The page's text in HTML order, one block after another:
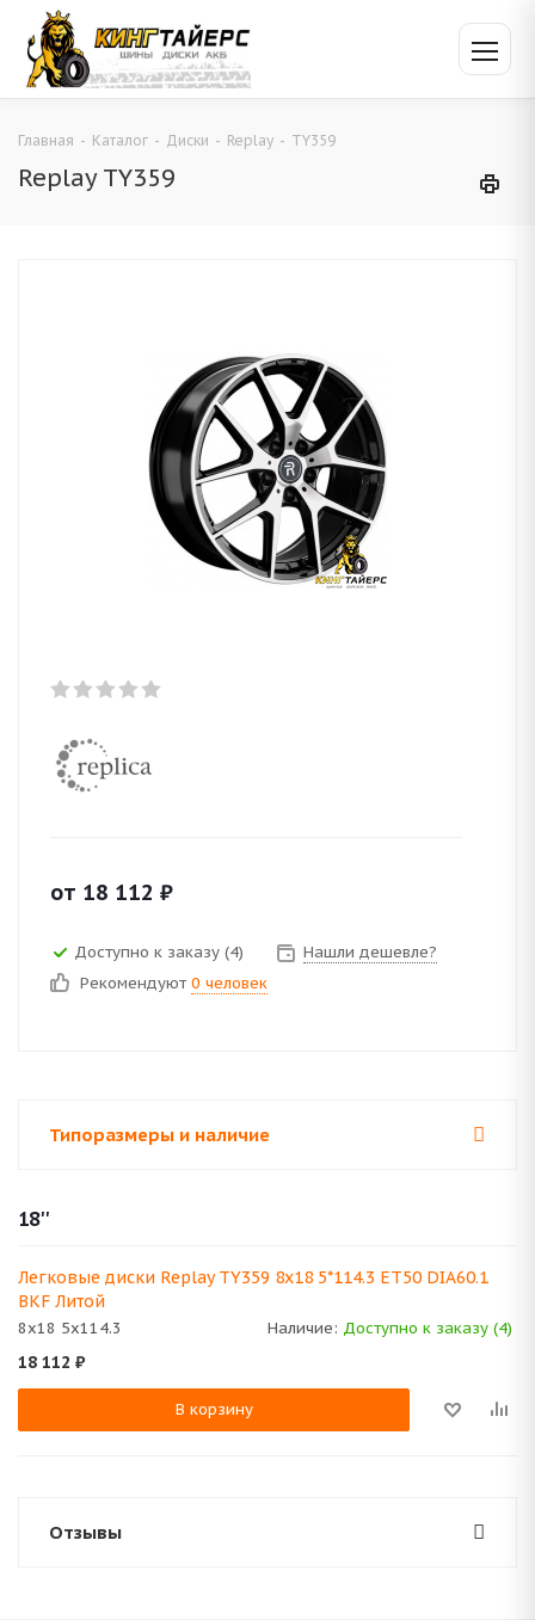
Главная - Каталог - Диски - Replay - TY359
Replay TY359
от 18 112 ₽
Доступно к заказу (4)
Нашли дешевле?
Рекомендуют 0 человек
Типоразмеры и наличие
18''
Легковые диски Replay TY359 8x18 5*114.3 ET50 DIA60.1
BKF Литой
8x18 5x114.3 Наличие: Доступно к заказу (4)
18 112 ₽
В корзину
Отзывы